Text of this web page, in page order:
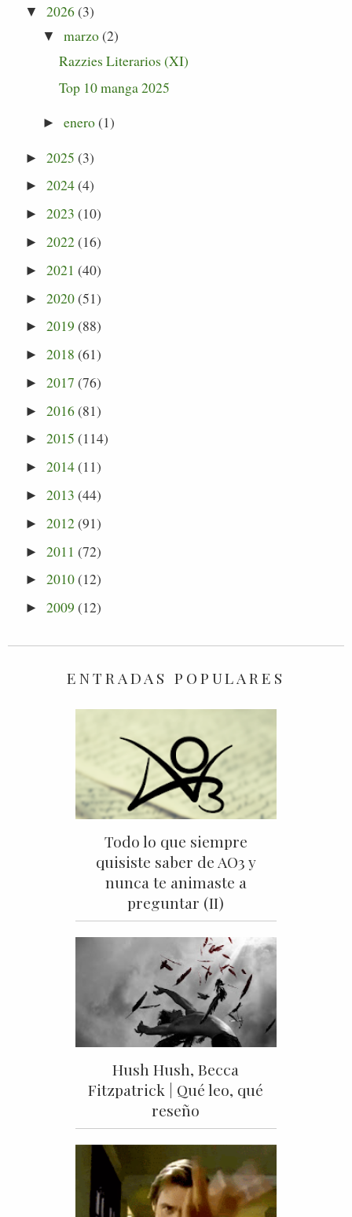
▼ 2026(3)
▼ marzo(2)
Razzies Literarios (XI)
Top 10 manga 2025
► enero(1)
►2025 (3)
►2024(4)
►2023 (10)
►2022(16)
►2021 (40)
►2020(51)
►2019 (88)
►2018 (61)
►2017 (76)
►2016(81)
►2015 (114)
►2014(11)
►2013 (44)
►2012(91)
►2011 (72)
►2010(12)
►2009 (12)
ENTRADAS POPULARES
Todo lo que siempre
quisiste saber de AO3 y
nunca te animaste a
preguntar (II)
Hush Hush, Becca
Fitzpatrick | Qué leo, qué
reseño